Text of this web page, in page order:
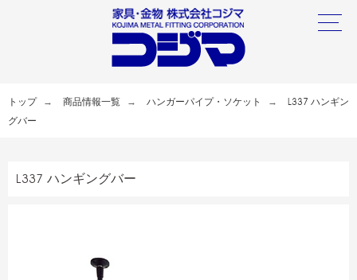
トップ 商品情報一覧 ハンガーパイプ・ソケット
L337 ハンギン
グバー
L337 ハンギングバー